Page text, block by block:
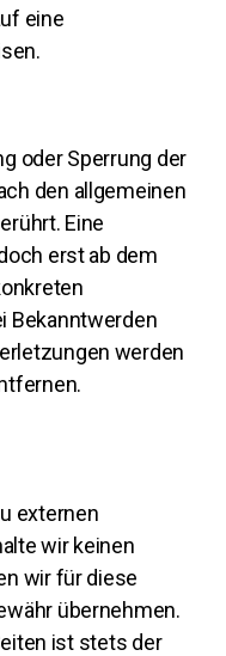
eine
oder Sperrung der
den allgemeinen
Eine
erst ab dem
Bekanntwerden
werden
externen
wir keinen
wir für diese
übernehmen.
ist stets der